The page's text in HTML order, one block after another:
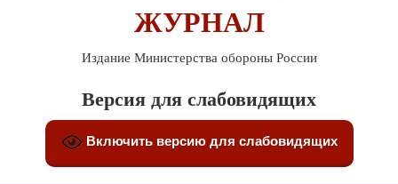
ЖУРНАЛ
Издание Министерства обороны России
Версия для слабовидящих
Включить версию для слабовидящих